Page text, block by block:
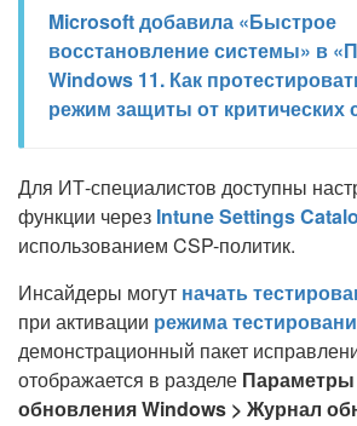
Microsoft добавила «Быстрое
восстановление системы» в
Windows 11. Как
режим защиты от критических
Для ИТ-специалистов доступны
функции через Intune Settings
использованием CSP-политик.
Инсайдеры могут начать
при активации режима
демонстрационный пакет
отображается в разделе Параметры
обновления Windows > Журнал